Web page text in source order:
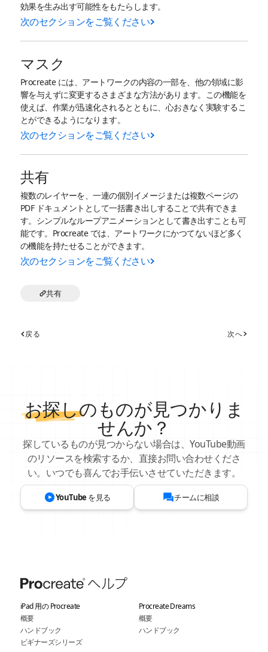
効果を生み出す可能性をもたらします。
次のセクションをご覧ください
マスク
Procreate には、アートワークの内容の一部を、他の領域に影
響を与えずに変更するさまざまな方法があります。この機能を
使えば、作業が迅速化されるとともに、心おきなく実験するこ
とができるようになります。
次のセクションをご覧ください
共有
複数のレイヤーを、一連の個別イメージまたは複数ページの
PDF ドキュメントとして一括書き出しすることで共有できま
す。シンプルなループアニメーションとして書き出すことも可
能です。Procreate では、アートワークにかつてないほど多く
の機能を持たせることができます。
次のセクションをご覧ください
共有
戻る 次へ
お探しのものが見つかりま
せんか？
探しているものが見つからない場合は、YouTube動画
のリソースを検索するか、直接お問い合わせくださ
い。いつでも喜んでお手伝いさせていただきます。
YouTube を見る チームに相談
iPad 用の Procreate
概要
ハンドブック
ビギナーズシリーズ
Procreate Dreams
概要
ハンドブック